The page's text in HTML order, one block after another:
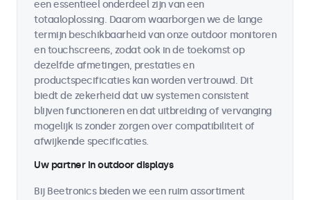
een essentieel onderdeel zijn van een
totaaloplossing. Daarom waarborgen we de lange
termijn beschikbaarheid van onze outdoor monitoren
en touchscreens, zodat ook in de toekomst op
dezelfde afmetingen, prestaties en
productspecificaties kan worden vertrouwd. Dit
biedt de zekerheid dat uw systemen consistent
blijven functioneren en dat uitbreiding of vervanging
mogelijk is zonder zorgen over compatibiliteit of
afwijkende specificaties.
Uw partner in outdoor displays
Bij Beetronics bieden we een ruim assortiment